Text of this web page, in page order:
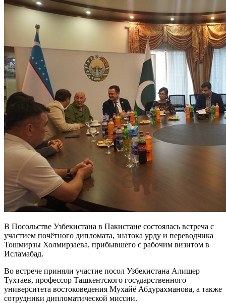
В Посольстве Узбекистана в Пакистане состоялась встреча с
участием почётного дипломата, знатока урду и переводчика
Тошмирзы Холмирзаева, прибывшего с рабочим визитом в
Исламабад.
Во встрече приняли участие посол Узбекистана Алишер
Тухтаев, профессор Ташкентского государственного
университета востоковедения Мухайё Абдурахманова, а также
сотрудники дипломатической миссии.